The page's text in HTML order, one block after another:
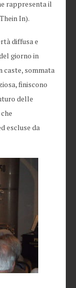
rappresenta il
In).
diffusa e
giorno in
caste, sommata
finiscono
delle
escluse da